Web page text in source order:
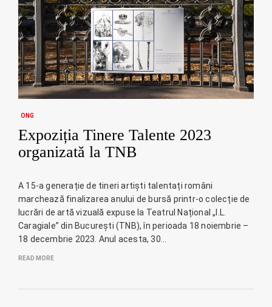
ONG
Expoziția Tinere Talente 2023
organizată la TNB
A 15-a generație de tineri artiști talentați români
marchează finalizarea anului de bursă printr-o colecție de
lucrări de artă vizuală expuse la Teatrul Național „I.L.
Caragiale” din București (TNB), în perioada 18 noiembrie –
18 decembrie 2023. Anul acesta, 30…
READ MORE